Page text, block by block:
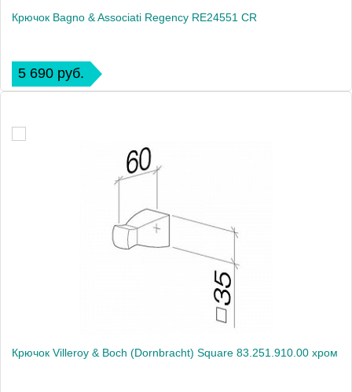
Крючок Bagno & Associati Regency RE24551 CR
5 690 руб.
Крючок Villeroy & Boch (Dornbracht) Square 83.251.910.00 хром